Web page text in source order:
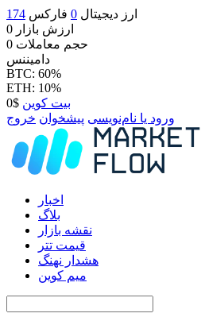
ارز دیجیتال 0 فارکس 174
ارزش بازار 0
حجم معاملات 0
دامیننس
BTC: 60%
ETH: 10%
بیت کوین $0
ورود یا نام‌نویسی پیشخوان خروج
اخبار
بلاگ
نقشه بازار
قیمت تتر
هشدار نهنگ
میم کوین